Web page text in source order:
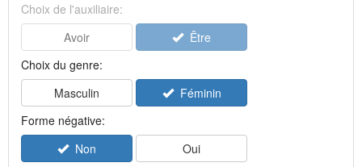
Choix de l'auxiliaire:
Avoir
Être
Choix du genre:
Masculin
Féminin
Forme négative:
Non
Oui